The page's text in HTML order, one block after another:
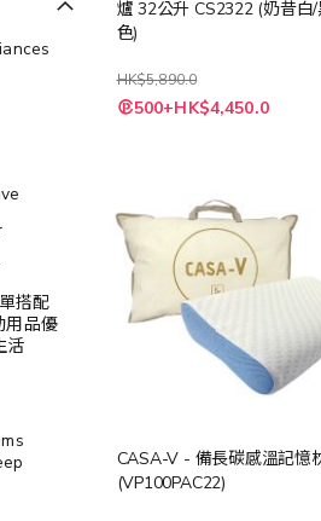
爐 32公升 CS2322 (奶昔白
色)
HK$5,890.0
500+HK$4,450.0
CASA-V - 備長碳感溫記憶
(VP100PAC22)
搭配
用品優
活